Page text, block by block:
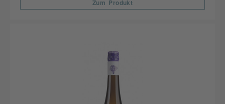
Zum Produkt